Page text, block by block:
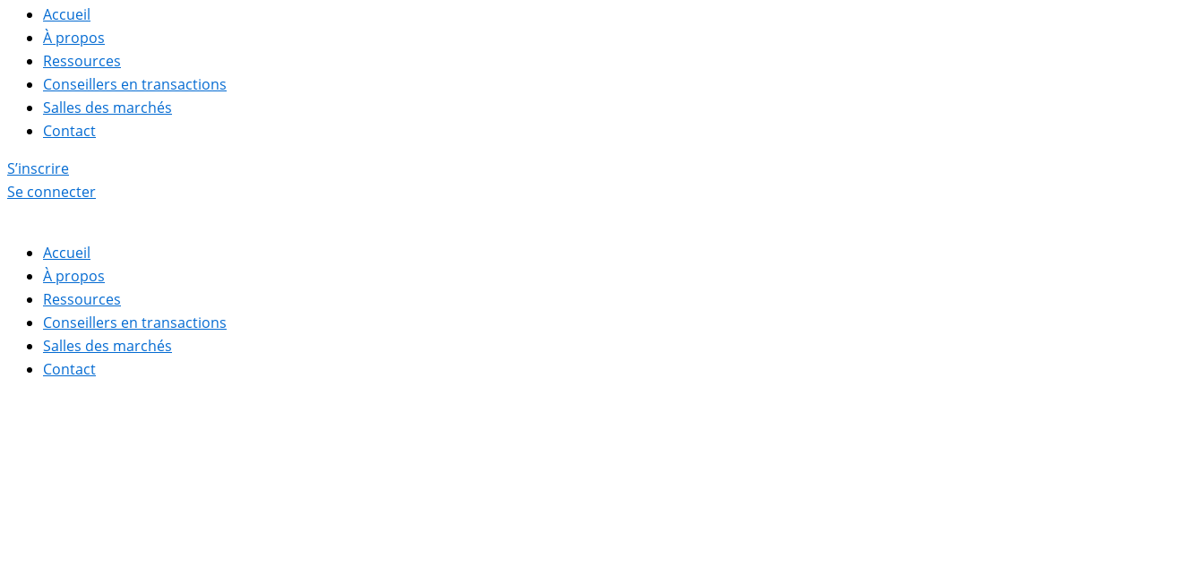
Accueil
À propos
Ressources
Conseillers en transactions
Salles des marchés
Contact
S’inscrire
Se connecter
Accueil
À propos
Ressources
Conseillers en transactions
Salles des marchés
Contact